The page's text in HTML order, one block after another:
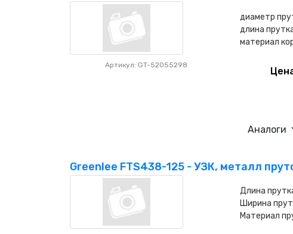
Артикул: GT-52055298
диаметр
длина
материал
Аналоги
Greenlee FTS438-125 - УЗК, металл
Длина
Ширина
Материал